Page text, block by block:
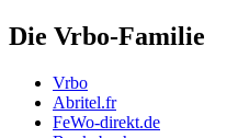
Die Vrbo-Familie
Vrbo
Abritel.fr
FeWo-direkt.de